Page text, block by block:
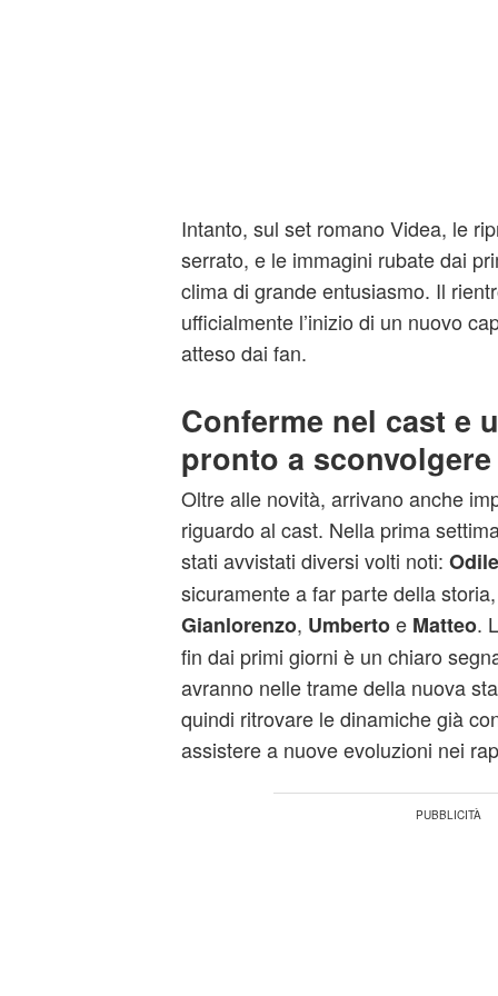
Intanto, sul set romano Videa, le
serrato, e le immagini rubate dai
clima di grande entusiasmo. Il
ufficialmente l’inizio di un nuovo
atteso dai fan.
Conferme nel cast e
pronto a
Oltre alle novità, arrivano anche
riguardo al cast. Nella prima
stati avvistati diversi volti noti: Odile
sicuramente a far parte della
Gianlorenzo, Umbertoe Matteo.
fin dai primi giorni è un chiaro
avranno nelle trame della nuova
quindi ritrovare le dinamiche già
assistere a nuove evoluzioni nei